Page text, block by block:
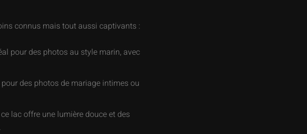
connus mais tout aussi captivants :
pour des photos au style marin, avec
des photos de mariage intimes ou
lac offre une lumière douce et des